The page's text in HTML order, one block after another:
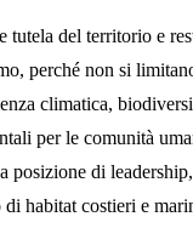
tutela del territorio e
perché non si
climatica,
per le comunità
posizione di
di habitat costieri e